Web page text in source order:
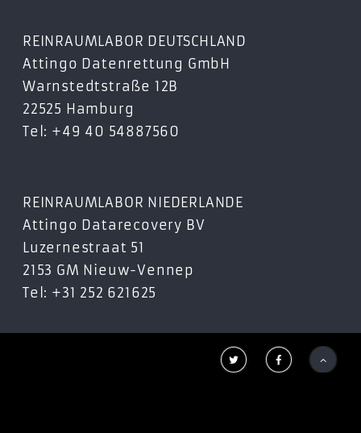
REINRAUMLABOR DEUTSCHLAND
Attingo Datenrettung GmbH
Warnstedtstraße 12B
22525 Hamburg
Tel: +49 40 54887560
REINRAUMLABOR NIEDERLANDE
Attingo Datarecovery BV
Luzernestraat 51
2153 GM Nieuw-Vennep
Tel: +31 252 621625
  